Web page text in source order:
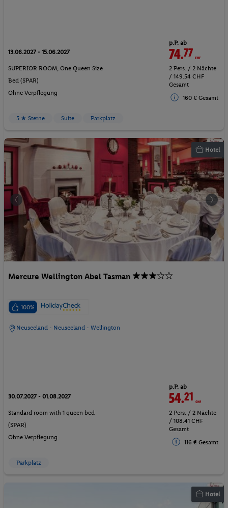
13.06.2027 - 15.06.2027
SUPERIOR ROOM, One Queen Size
Bed (SPAR)
Ohne Verpflegung
p.P. ab
74.77CHF
2 Pers. / 2 Nächte
/ 149.54 CHF
Gesamt
160 € Gesamt
5 ★ Sterne Suite Parkplatz
Hotel
Mercure Wellington Abel Tasman
100%
Neuseeland - Neuseeland - Wellington
30.07.2027 - 01.08.2027
Standard room with 1 queen bed
(SPAR)
Ohne Verpflegung
p.P. ab
54.21 CHF
2 Pers. / 2 Nächte
/ 108.41 CHF
Gesamt
116 € Gesamt
Parkplatz
Hotel